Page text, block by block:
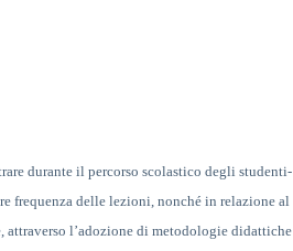
durante il percorso scolastico degli studenti-
frequenza delle lezioni, nonché in relazione al
attraverso l’adozione di metodologie didattiche